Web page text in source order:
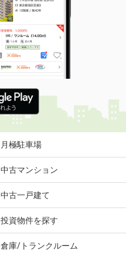
月極駐車場
中古マンション
中古一戸建て
投資物件を探す
倉庫/トランクルーム